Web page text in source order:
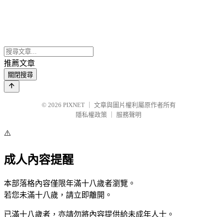
推薦文章
關閉搜尋
© 2026 PIXNET
文章與圖片權利屬原作者所有
隱私權政策
服務聲明
⚠️
成人內容提醒
本部落格內容僅限年滿十八歲者瀏覽。
若您未滿十八歲，請立即離開。
已滿十八歲者，亦請勿將內容提供給未成年人士。